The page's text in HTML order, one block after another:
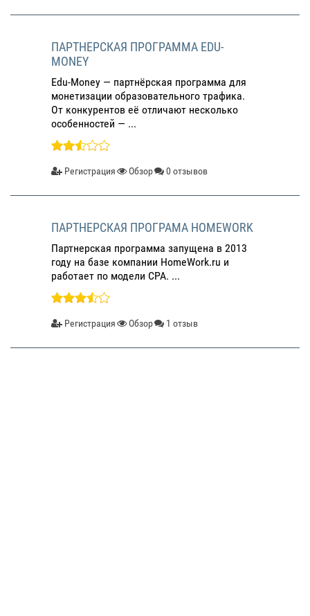
ПАРТНЕРСКАЯ ПРОГРАММА EDU-
MONEY
Edu-Money — партнёрская программа для
монетизации образовательного трафика.
От конкурентов её отличают несколько
особенностей — ...
Регистрация Обзор 0 отзывов
ПАРТНЕРСКАЯ ПРОГРАМА HOMEWORK
Партнерская программа запущена в 2013
году на базе компании HomeWork.ru и
работает по модели CPA. ...
Регистрация Обзор 1 отзыв